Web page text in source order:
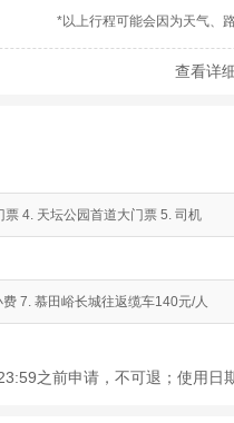
*以上行程可能会因为天气、
查看详
4. 天坛公园首道大门票 5. 司机
7. 慕田峪长城往返缆车140元/人
之前申请，不可退；使用日